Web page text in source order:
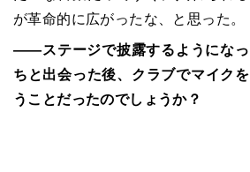
が革命的に広がったな、と思った。
――ステージで披露するようになっ
ちと出会った後、クラブでマイク
うことだったのでしょうか？